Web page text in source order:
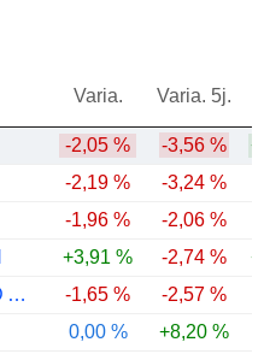
Varia. Varia. 5j.
-2,05 % -3,56 %
-2,19 % -3,24 %
-1,96 % -2,06 %
+3,91 % -2,74 %
AUSTEVOLL SEAFOOD ASA
-1,65 % -2,57 %
0,00 % +8,20 %